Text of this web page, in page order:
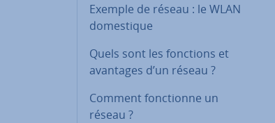
Exemple de réseau : le WLAN
do­mes­tique
Quels sont les fonctions et
avantages d’un réseau ?
Comment fonc­tionne un
réseau ?